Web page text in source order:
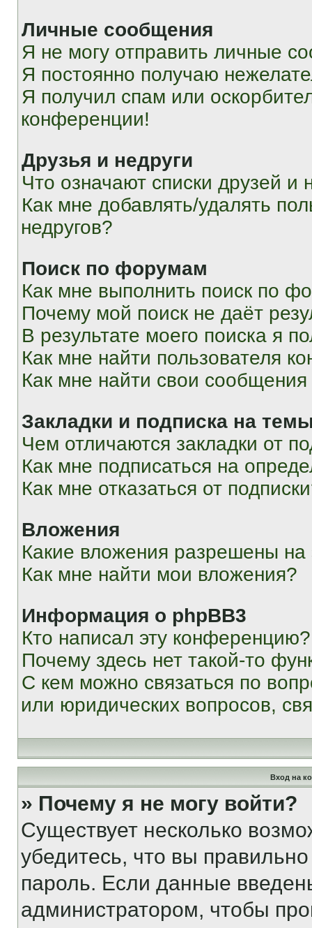
Личные сообщения
Я не могу отправить личные
Я постоянно получаю
Я получил спам или
конференции!
Друзья и недруги
Что означают списки друзей и
Как мне добавлять/удалять
недругов?
Поиск по форумам
Как мне выполнить поиск по
Почему мой поиск не даёт
В результате моего поиска я
Как мне найти пользователя
Как мне найти свои
Закладки и подписка на
Чем отличаются закладки от
Как мне подписаться на
Как мне отказаться от
Вложения
Какие вложения разрешены
Как мне найти мои вложения?
Информация о phpBB3
Кто написал эту конференцию?
Почему здесь нет такой-то
С кем можно связаться по
или юридических вопросов,
Вход на
» Почему я не могу войти?
Существует несколько
убедитесь, что вы
пароль. Если данные
администратором, чтобы